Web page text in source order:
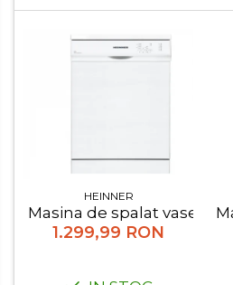
HEINNER
Masina de spalat vase
1.299,99 RON